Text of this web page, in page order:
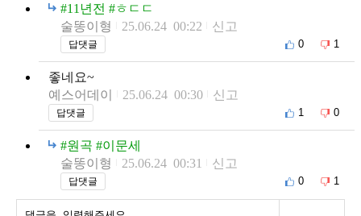
#11년전 #ㅎㄷㄷ
술똥이형
25.06.24 00:22 신고
답댓글 0 1
좋네요~
예스어데이
25.06.24 00:30 신고
답댓글 1 0
#원곡 #이문세
술똥이형
25.06.24 00:31 신고
답댓글 0 1